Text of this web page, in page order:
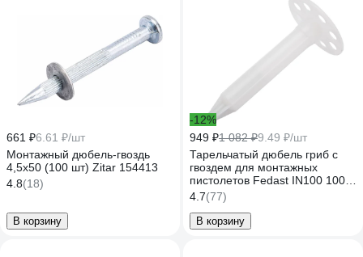
661 ₽6.61 ₽/шт
Монтажный дюбель-гвоздь
4,5x50 (100 шт) Zitar 154413
4.8(18)
В корзину
-12%
949 ₽1 082 ₽9.49 ₽/шт
Тарельчатый дюбель гриб с
гвоздем для монтажных
пистолетов Fedast IN100 100
шт/уп FD100IN
4.7(77)
В корзину